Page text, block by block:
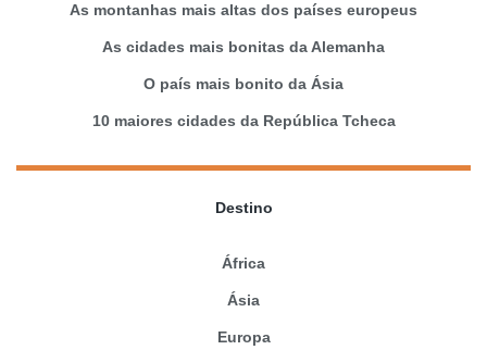
As montanhas mais altas dos países europeus
As cidades mais bonitas da Alemanha
O país mais bonito da Ásia
10 maiores cidades da República Tcheca
Destino
África
Ásia
Europa